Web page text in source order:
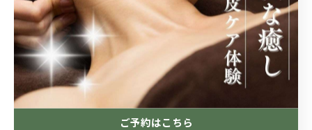
日常のセルフケアとプロによるエステを組み合わせるこ
とで、老廃物対策はより効果的になります。具体的に
は、自宅でのストレッチや軽いマッサージを毎日の習慣
にし、週1回は西4丁目駅周辺の専門店で本格的なリンパ
マッサージを受ける方法が挙げられます。これにより、
日々のケアと定期的なメンテナンスの相乗効果で、健康
ご予約はこちら